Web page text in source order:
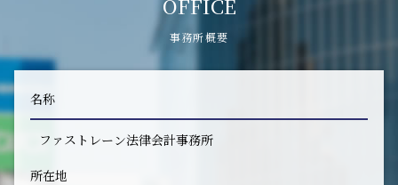
OFFICE
事務所概要
名称
ファストレーン法律会計事務所
所在地